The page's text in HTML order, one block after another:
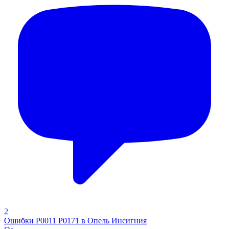
2
Ошибки P0011 P0171 в Опель Инсигния